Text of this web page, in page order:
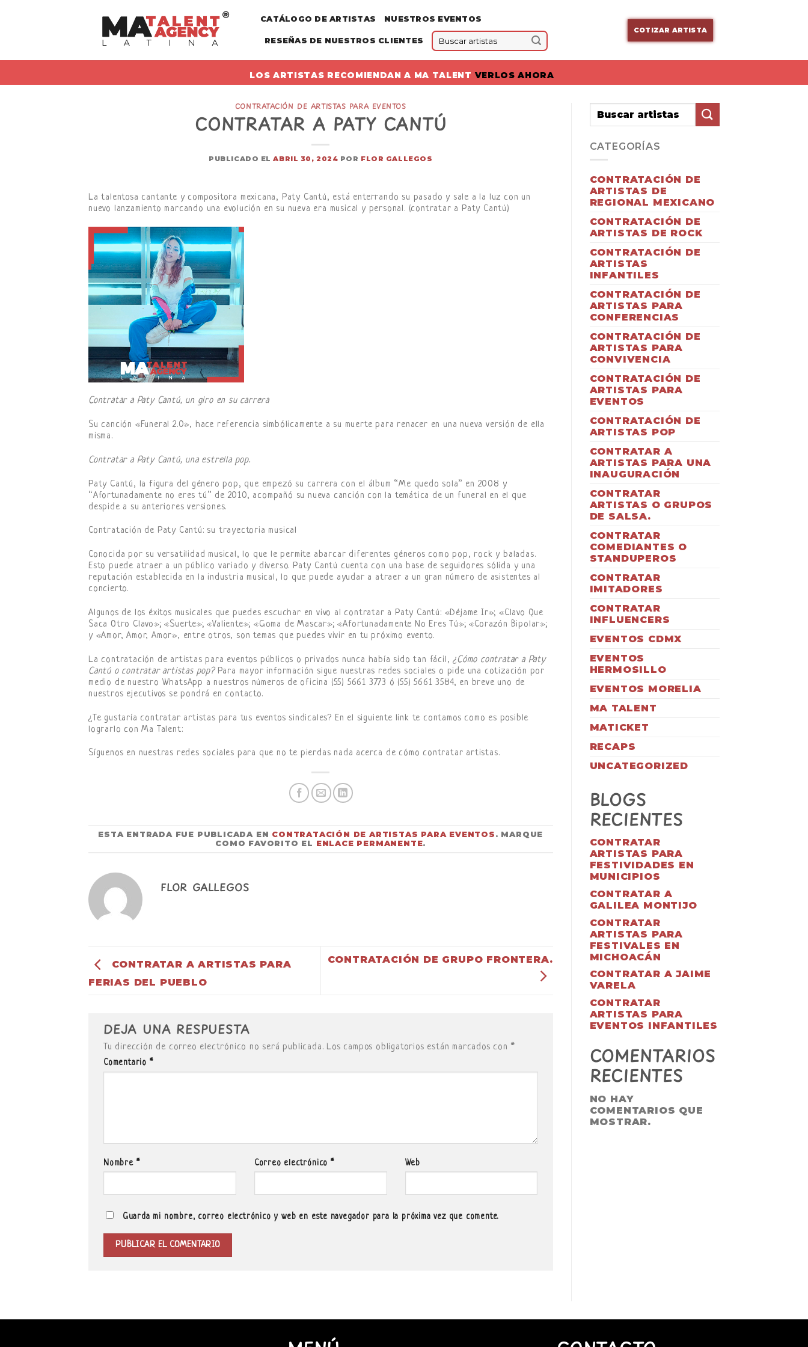
CATÁLOGO DE ARTISTAS NUESTROS EVENTOS
RESEÑAS DE NUESTROS CLIENTES
COTIZAR ARTISTA
LOS ARTISTAS RECOMIENDAN A MA TALENT VERLOS AHORA
CONTRATACIÓN DE ARTISTAS PARA EVENTOS
CONTRATAR A PATY CANTÚ
PUBLICADO ELABRIL 30, 2024 POR FLOR GALLEGOS
La talentosa cantante y compositora mexicana, Paty Cantú, está enterrando su pasado y sale a la luz con un
nuevo lanzamiento marcando una evolución en su nueva era musical y personal. (contratar a Paty Cantú)
Contratar a Paty Cantú, un giro en su carrera
Su canción «Funeral 2.0», hace referencia simbólicamente a su muerte para renacer en una nueva versión de ella
misma.
Contratar a Paty Cantú, una estrella pop.
Paty Cantú, la figura del género pop, que empezó su carrera con el álbum “Me quedo sola” en 2008 y
“Afortunadamente no eres tú” de 2010, acompañó su nueva canción con la temática de un funeral en el que
despide a su anteriores versiones.
Contratación de Paty Cantú: su trayectoria musical
Conocida por su versatilidad musical, lo que le permite abarcar diferentes géneros como pop, rock y baladas.
Esto puede atraer a un público variado y diverso. Paty Cantú cuenta con una base de seguidores sólida y una
reputación establecida en la industria musical, lo que puede ayudar a atraer a un gran número de asistentes al
concierto.
Algunos de los éxitos musicales que puedes escuchar en vivo al contratar a Paty Cantú: «Déjame Ir»; «Clavo Que
Saca Otro Clavo»; «Suerte»; «Valiente»; «Goma de Mascar»; «Afortunadamente No Eres Tú»; «Corazón Bipolar»;
y «Amor, Amor, Amor», entre otros, son temas que puedes vivir en tu próximo evento.
La contratación de artistas para eventos públicos o privados nunca había sido tan fácil,¿Cómo contratar a Paty
Cantú o contratar artistas pop?Para mayor información sigue nuestras redes sociales o pide una cotización por
medio de nuestro WhatsApp a nuestros números de oficina (55) 5661 3773 ó (55) 5661 3584, en breve uno de
nuestros ejecutivos se pondrá en contacto.
¿Te gustaría contratar artistas para tus eventos sindicales? En el siguiente link te contamos como es posible
lograrlo con Ma Talent:
Síguenos en nuestras redes sociales para que no te pierdas nada acerca de cómo contratar artistas.
ESTA ENTRADA FUE PUBLICADA EN CONTRATACIÓN DE ARTISTAS PARA EVENTOS . MARQUE
COMO FAVORITO EL ENLACE PERMANENTE.
FLOR GALLEGOS
CONTRATAR A ARTISTAS PARA
FERIAS DEL PUEBLO
CONTRATACIÓN DE GRUPO FRONTERA.
DEJA UNA RESPUESTA
Tu dirección de correo electrónico no será publicada. Los campos obligatorios están marcados con *
Comentario *
Nombre * Correo electrónico* Web
Guarda mi nombre, correo electrónico y web en este navegador para la próxima vez que comente.
CATEGORÍAS
CONTRATACIÓN DE
ARTISTAS DE
REGIONAL MEXICANO
CONTRATACIÓN DE
ARTISTAS DE ROCK
CONTRATACIÓN DE
ARTISTAS
INFANTILES
CONTRATACIÓN DE
ARTISTAS PARA
CONFERENCIAS
CONTRATACIÓN DE
ARTISTAS PARA
CONVIVENCIA
CONTRATACIÓN DE
ARTISTAS PARA
EVENTOS
CONTRATACIÓN DE
ARTISTAS POP
CONTRATAR A
ARTISTAS PARA UNA
INAUGURACIÓN
CONTRATAR
ARTISTAS O GRUPOS
DE SALSA.
CONTRATAR
COMEDIANTES O
STANDUPEROS
CONTRATAR
IMITADORES
CONTRATAR
INFLUENCERS
EVENTOS CDMX
EVENTOS
HERMOSILLO
EVENTOS MORELIA
MA TALENT
MATICKET
RECAPS
UNCATEGORIZED
BLOGS
RECIENTES
CONTRATAR
ARTISTAS PARA
FESTIVIDADES EN
MUNICIPIOS
CONTRATAR A
GALILEA MONTIJO
CONTRATAR
ARTISTAS PARA
FESTIVALES EN
MICHOACÁN
CONTRATAR A JAIME
VARELA
CONTRATAR
ARTISTAS PARA
EVENTOS INFANTILES
COMENTARIOS
RECIENTES
NO HAY
COMENTARIOS QUE
MOSTRAR.